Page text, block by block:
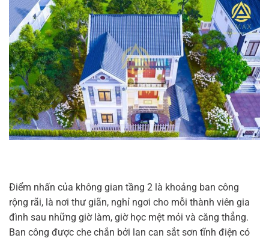
Điểm nhấn của không gian tầng 2 là khoảng ban công
rộng rãi, là nơi thư giãn, nghỉ ngơi cho mỗi thành viên gia
đình sau những giờ làm, giờ học mệt mỏi và căng thẳng.
Ban công được che chắn bởi lan can sắt sơn tĩnh điện có